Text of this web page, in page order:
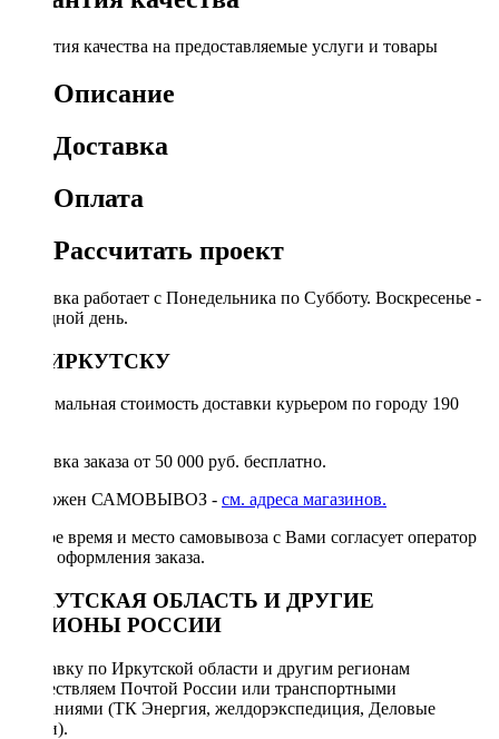
Гарантия качества на предоставляемые услуги и товары
Описание
Доставка
Оплата
Рассчитать проект
Доставка работает с Понедельника по Субботу. Воскресенье -
выходной день.
ПО ИРКУТСКУ
Минимальная стоимость доставки курьером по городу 190
Доставка заказа от 50 000 руб. бесплатно.
Возможен САМОВЫВОЗ - см. адреса магазинов.
Точное время и место самовывоза с Вами согласует оператор
после оформления заказа.
ИРКУТСКАЯ ОБЛАСТЬ И ДРУГИЕ
РЕГИОНЫ РОССИИ
Отправку по Иркутской области и другим регионам
осуществляем Почтой России или транспортными
компаниями (ТК Энергия, желдорэкспедиция, Деловые
линии).